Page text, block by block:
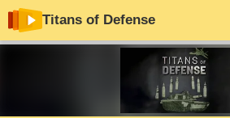
Titans of Defense